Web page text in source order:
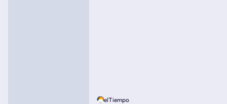
elTiempo